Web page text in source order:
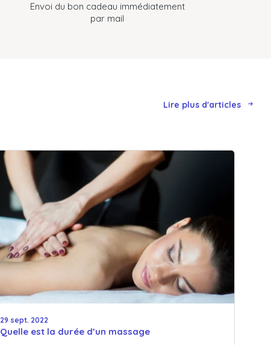
Envoi du bon cadeau immédiatement
par mail
Lire plus d'articles
29 sept. 2022
Quelle est la durée d’un massage